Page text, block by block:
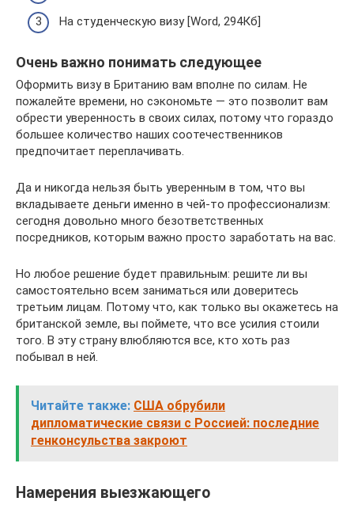
На студенческую визу [Word, 294Кб]
Очень важно понимать следующее
Оформить визу в Британию вам вполне по силам. Не
пожалейте времени, но сэкономьте — это позволит вам
обрести уверенность в своих силах, потому что гораздо
большее количество наших соотечественников
предпочитает переплачивать.
Да и никогда нельзя быть уверенным в том, что вы
вкладываете деньги именно в чей-то профессионализм:
сегодня довольно много безответственных
посредников, которым важно просто заработать на вас.
Но любое решение будет правильным: решите ли вы
самостоятельно всем заниматься или доверитесь
третьим лицам. Потому что, как только вы окажетесь на
британской земле, вы поймете, что все усилия стоили
того. В эту страну влюбляются все, кто хоть раз
побывал в ней.
Читайте также: США обрубили
дипломатические связи с Россией: последние
генконсульства закроют
Намерения выезжающего